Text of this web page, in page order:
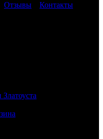
Отзывы
Контакты